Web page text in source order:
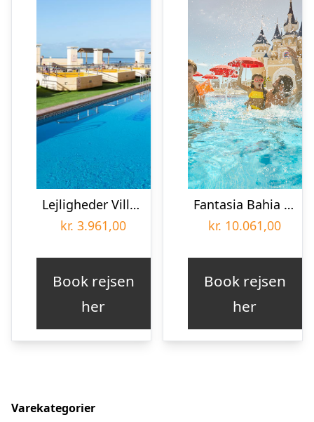
Lejligheder Villa de Adeje Beach
kr. 3.961,00
Book rejsen
her
Fantasia Bahia Principe Tenerife
kr. 10.061,00
Book rejsen
her
Varekategorier